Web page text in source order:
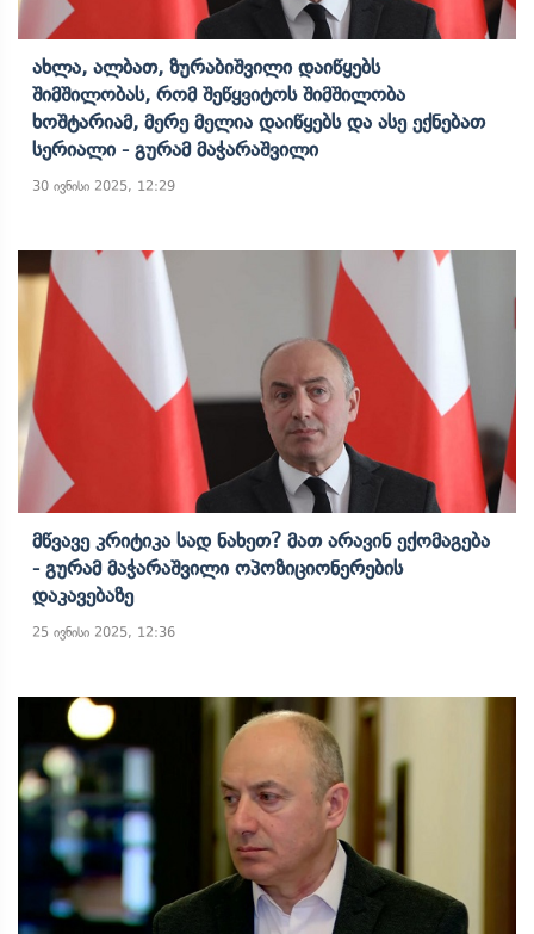
Ახლა, Ალბათ, Ზურაბიშვილი Დაიწყებს
Შიმშილობას, Რომ Შეწყვიტოს Შიმშილობა
Ხოშტარიამ, Მერე Მელია Დაიწყებს Და Ასე Ექნებათ
Სერიალი - Გურამ Მაჭარაშვილი
30 ივნისი 2025, 12:29
Მწვავე Კრიტიკა Სად Ნახეთ? Მათ Არავინ Ექომაგება
- Გურამ Მაჭარაშვილი Ოპოზიციონერების
Დაკავებაზე
25 ივნისი 2025, 12:36